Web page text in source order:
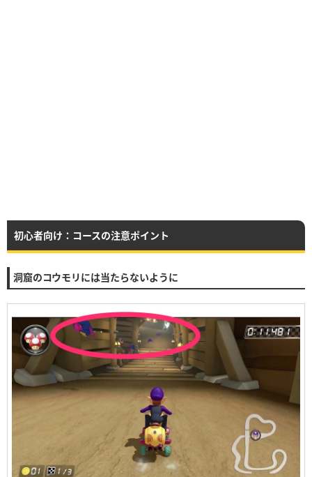
初心者向け：コースの注意ポイント
洞窟のコウモリには当たらないように